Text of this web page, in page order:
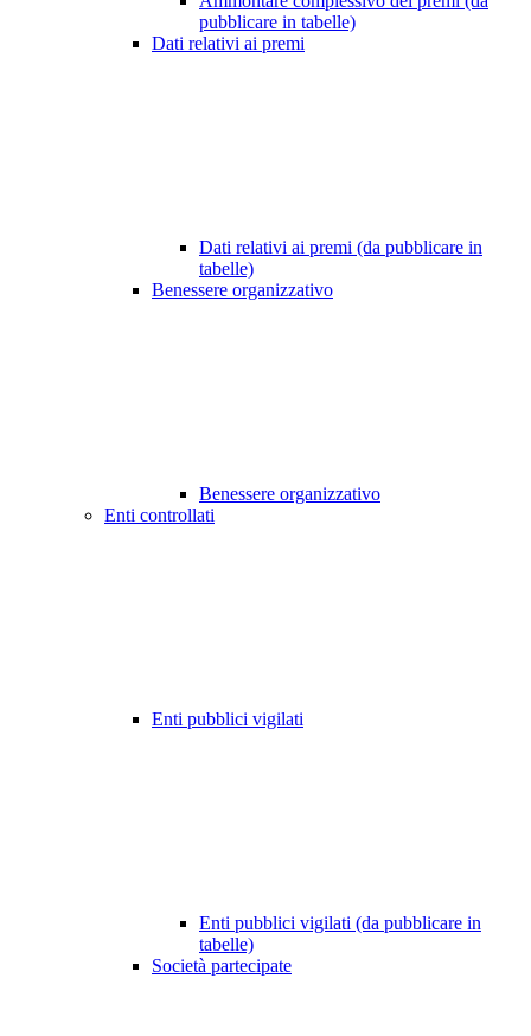
pubblicare in tabelle)
Dati relativi ai premi
Dati relativi ai premi (da pubblicare in
tabelle)
Benessere organizzativo
Benessere organizzativo
Enti controllati
Enti pubblici vigilati
Enti pubblici vigilati (da pubblicare in
tabelle)
Società partecipate